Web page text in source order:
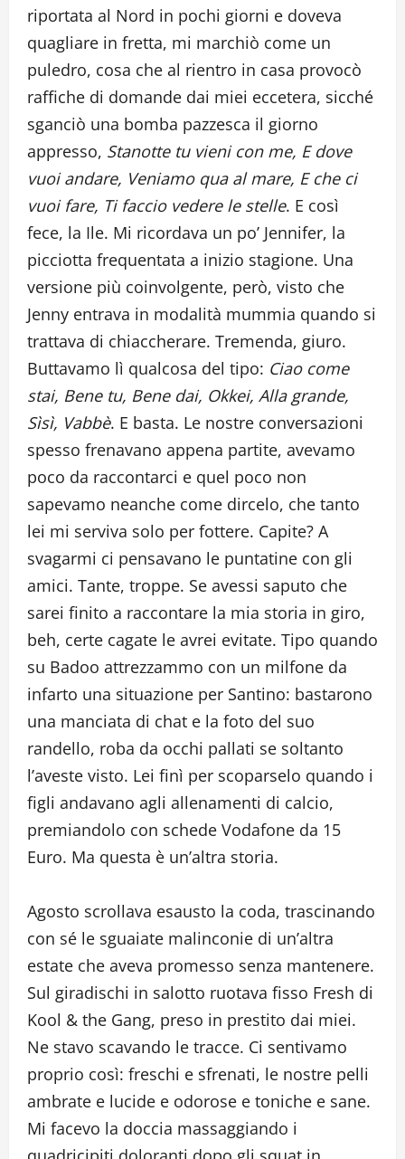
riportata al Nord in pochi giorni e doveva
quagliare in fretta, mi marchiò come un
puledro, cosa che al rientro in casa provocò
raffiche di domande dai miei eccetera, sicché
sganciò una bomba pazzesca il giorno
appresso, Stanotte tu vieni con me, E dove
vuoi andare, Veniamo qua al mare, E che ci
vuoi fare, Ti faccio vedere le stelle. E così
fece, la Ile. Mi ricordava un po’ Jennifer, la
picciotta frequentata a inizio stagione. Una
versione più coinvolgente, però, visto che
Jenny entrava in modalità mummia quando si
trattava di chiaccherare. Tremenda, giuro.
Buttavamo lì qualcosa del tipo: Ciao come
stai, Bene tu, Bene dai, Okkei, Alla grande,
Sìsì, Vabbè. E basta. Le nostre conversazioni
spesso frenavano appena partite, avevamo
poco da raccontarci e quel poco non
sapevamo neanche come dircelo, che tanto
lei mi serviva solo per fottere. Capite? A
svagarmi ci pensavano le puntatine con gli
amici. Tante, troppe. Se avessi saputo che
sarei finito a raccontare la mia storia in giro,
beh, certe cagate le avrei evitate. Tipo quando
su Badoo attrezzammo con un milfone da
infarto una situazione per Santino: bastarono
una manciata di chat e la foto del suo
randello, roba da occhi pallati se soltanto
l’aveste visto. Lei finì per scoparselo quando i
figli andavano agli allenamenti di calcio,
premiandolo con schede Vodafone da 15
Euro. Ma questa è un’altra storia.
Agosto scrollava esausto la coda, trascinando
con sé le sguaiate malinconie di un’altra
estate che aveva promesso senza mantenere.
Sul giradischi in salotto ruotava fisso Fresh di
Kool & the Gang, preso in prestito dai miei.
Ne stavo scavando le tracce. Ci sentivamo
proprio così: freschi e sfrenati, le nostre pelli
ambrate e lucide e odorose e toniche e sane.
Mi facevo la doccia massaggiando i